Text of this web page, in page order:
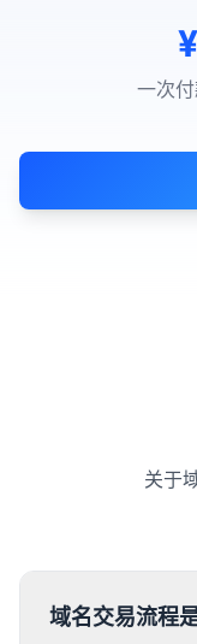
¥
一次
关于
域名交易流程